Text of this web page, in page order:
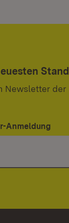
Stand
Newsletter der
Anmeldung